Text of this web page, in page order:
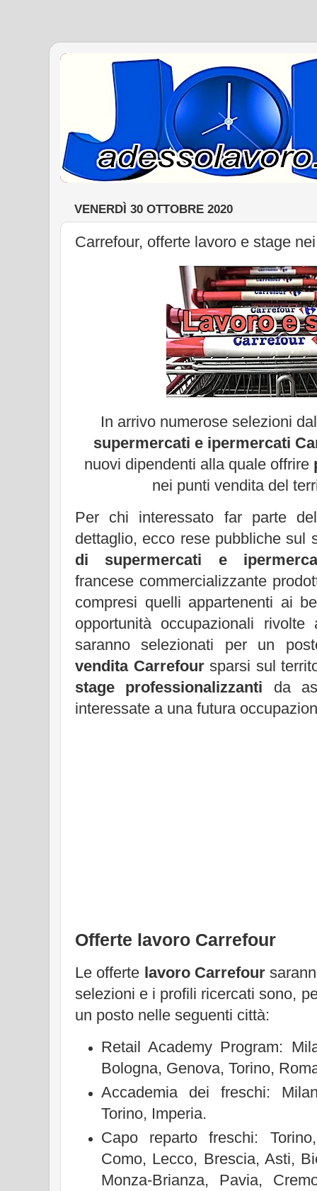
VENERDÌ 30 OTTOBRE 2020
Carrefour, offerte lavoro e stage
In arrivo numerose selezioni
supermercati e ipermercati
nuovi dipendenti alla quale offrire
nei punti vendita del
Per chi interessato far parte
dettaglio, ecco rese pubbliche sul
di supermercati e
francese commercializzante
compresi quelli appartenenti ai
opportunità occupazionali
saranno selezionati per un
vendita Carrefoursparsi sul
stage professionalizzanti da
interessate a una futura
Offerte lavoro Carrefour
Le offerte lavoro Carrefour
selezioni e i profili ricercati sono,
un posto nelle seguenti città:
Retail Academy Program:
Bologna, Genova, Torino,
Accademia dei freschi:
Torino, Imperia.
Capo reparto freschi:
Como, Lecco, Brescia, Asti,
Monza-Brianza, Pavia,